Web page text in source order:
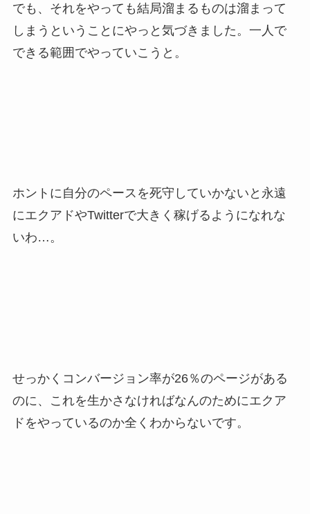
でも、それをやっても結局溜まるものは溜まって
しまうということにやっと気づきました。一人で
できる範囲でやっていこうと。
ホントに自分のペースを死守していかないと永遠
にエクアドやTwitterで大きく稼げるようになれな
いわ…。
せっかくコンバージョン率が26％のページがある
のに、これを生かさなければなんのためにエクア
ドをやっているのか全くわからないです。